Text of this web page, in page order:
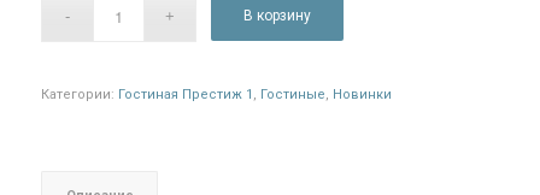
В корзину
Категории: Гостиная Престиж 1 , Гостиные, Новинки